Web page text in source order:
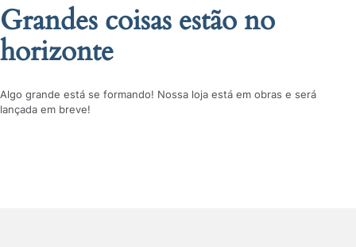
Grandes coisas estão no
horizonte
Algo grande está se formando! Nossa loja está em obras e será
lançada em breve!